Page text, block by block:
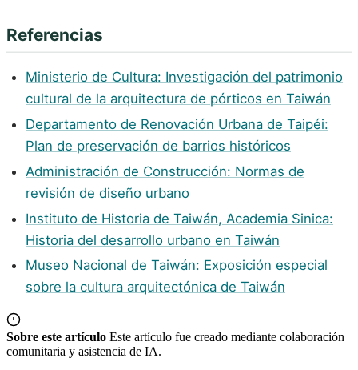
Referencias
Ministerio de Cultura: Investigación del patrimonio
cultural de la arquitectura de pórticos en Taiwán
Departamento de Renovación Urbana de Taipéi:
Plan de preservación de barrios históricos
Administración de Construcción: Normas de
revisión de diseño urbano
Instituto de Historia de Taiwán, Academia Sinica:
Historia del desarrollo urbano en Taiwán
Museo Nacional de Taiwán: Exposición especial
sobre la cultura arquitectónica de Taiwán
Sobre este artículo Este artículo fue creado mediante colaboración
comunitaria y asistencia de IA.